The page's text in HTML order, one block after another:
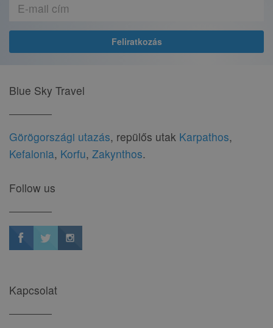
Blue Sky Travel
Görögországi utazás, repülős utak Karpathos,
Kefalonia, Korfu, Zakynthos.
Follow us
Kapcsolat